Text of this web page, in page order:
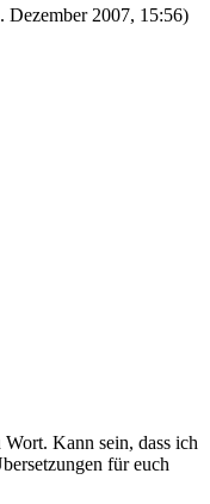
Dezember 2007, 15:56)
Kann sein, dass ich
für euch